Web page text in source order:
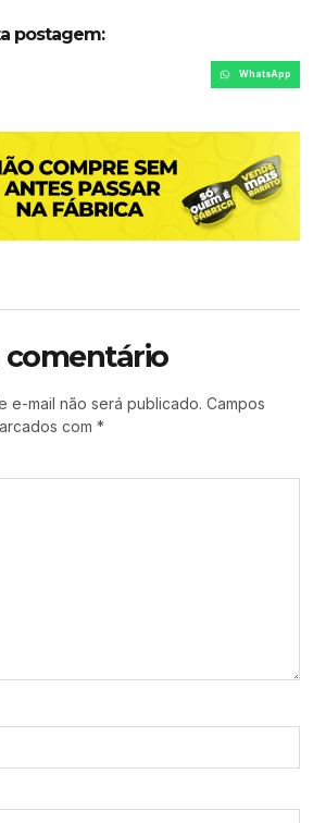
postagem:
WhatsApp
comentário
e-mail não será publicado. Campos
com *